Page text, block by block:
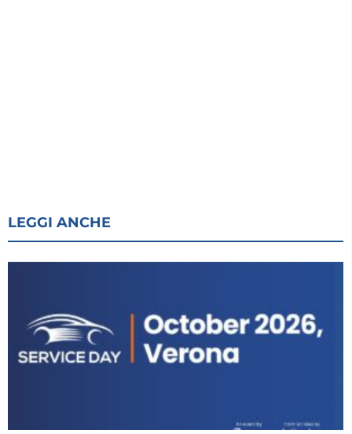
LEGGI ANCHE